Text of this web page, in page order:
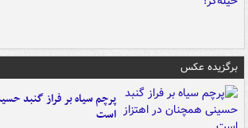
برگزیده عکس
پرچم سیاه بر فراز گنبد
است